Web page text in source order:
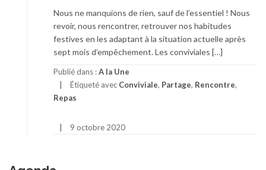
Nous ne manquions de rien, sauf de l’essentiel ! Nous
revoir, nous rencontrer, retrouver nos habitudes
festives en les adaptant à la situation actuelle après
sept mois d’empêchement. Les conviviales […]
Publié dans :A la Une
Étiqueté avec Conviviale, Partage, Rencontre,
Repas
9 octobre 2020